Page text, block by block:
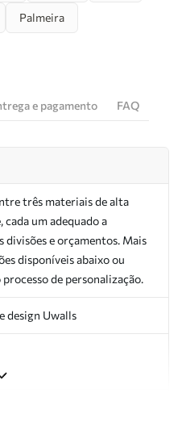
Palmeira
e pagamento FAQ
três materiais de alta
cada um adequado a
divisões e orçamentos. Mais
disponíveis abaixo ou
de personalização.
design Uwalls